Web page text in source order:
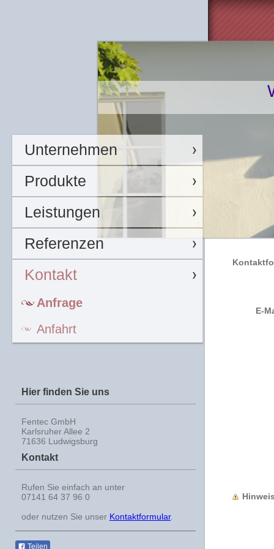
Unternehmen
Produkte
Leistungen
Referenzen
Kontakt
Anfrage
Anfahrt
Hier finden Sie uns
Fentec GmbH
Karlsruher Allee 2
71636 Ludwigsburg
Kontakt
Rufen Sie einfach an unter
07141 64 37 96 0
oder nutzen Sie unser Kontaktformular.
Teilen
E-